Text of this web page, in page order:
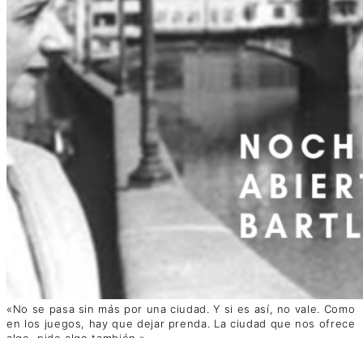
«No se pasa sin más por una ciudad. Y si es así, no vale. Como
en los juegos, hay que dejar prenda. La ciudad que nos ofrece